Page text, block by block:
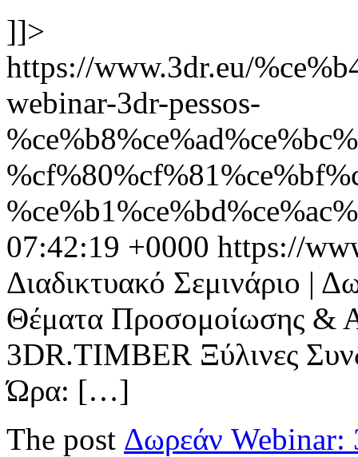
]]>
https://www.3dr.eu/
webinar-3dr-pessos-
07:42:19 +0000 https://
Διαδικτυακό Σεμινάριο |
Θέματα Προσομοίωσης &
3DR.TIMBER Ξύλινες
Ώρα: […]
The post Δωρεάν Webinar: